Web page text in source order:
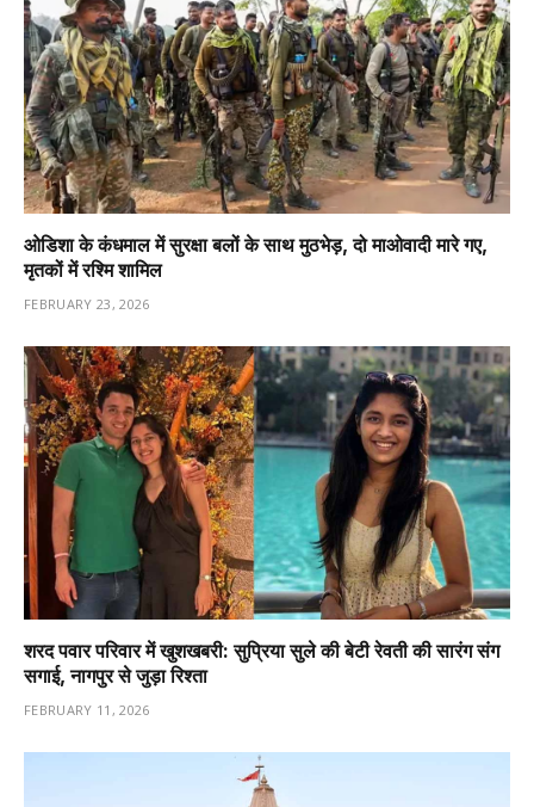
ओडिशा के कंधमाल में सुरक्षा बलों के साथ मुठभेड़, दो माओवादी मारे गए,
मृतकों में रश्मि शामिल
FEBRUARY 23, 2026
शरद पवार परिवार में खुशखबरी: सुप्रिया सुले की बेटी रेवती की सारंग संग
सगाई, नागपुर से जुड़ा रिश्ता
FEBRUARY 11, 2026